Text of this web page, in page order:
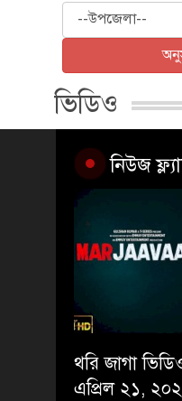
উপজেলা
ভিডিও
নিউজ
থরি জাগা
এপ্রিল ২১,